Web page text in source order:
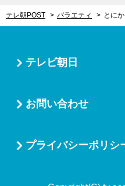
テレ朝POST バラエティ
テレビ朝日
お問い合わせ
プライバシーポリシ